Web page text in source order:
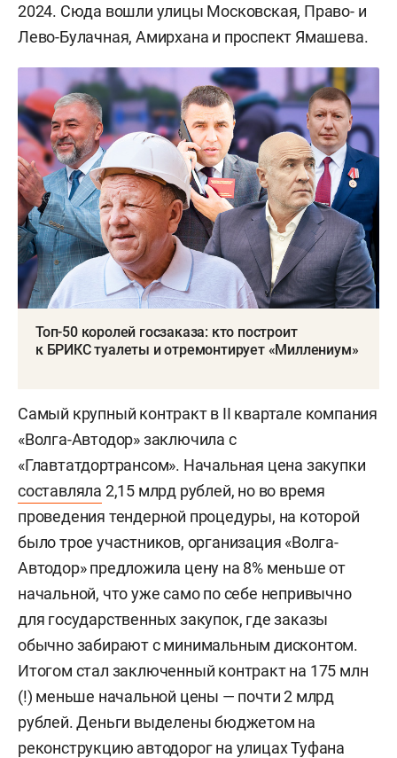
2024. Сюда вошли улицы Московская, Право- и
Лево-Булачная, Амирхана и проспект Ямашева.
Топ-50 королей госзаказа: кто построит
к БРИКС туалеты и отремонтирует «Миллениум»
Самый крупный контракт в II квартале компания
«Волга-Автодор» заключила с
«Главтатдортрансом». Начальная цена закупки
составляла 2,15 млрд рублей, но во время
проведения тендерной процедуры, на которой
было трое участников, организация «Волга-
Автодор» предложила цену на 8% меньше от
начальной, что уже само по себе непривычно
для государственных закупок, где заказы
обычно забирают с минимальным дисконтом.
Итогом стал заключенный контракт на 175 млн
(!) меньше начальной цены — почти 2 млрд
рублей. Деньги выделены бюджетом на
реконструкцию автодорог на улицах Туфана